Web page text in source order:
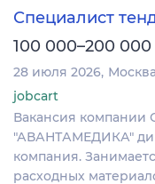
Специалист
100 000–200 000
28 июля 2026 Москва
jobcart
Вакансия
"АВАНТАМЕДИКА"
компания.
расходных